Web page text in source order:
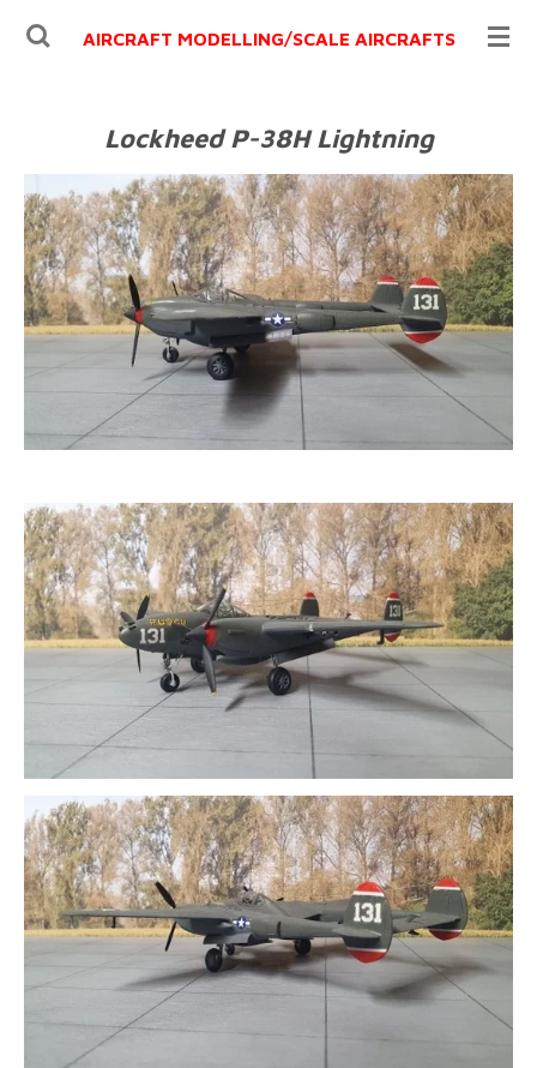
Ga
AIRCRAFT MODELLING/SCALE AIRCRAFTS
Lockheed P-38H Lightning